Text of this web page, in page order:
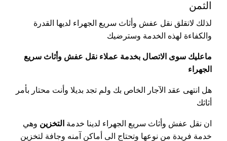
الثمن
لذلك لاتقلق نقل عفش وأثاث سريع الجهراء لديها القدرة
والكفاءة لهذه الخدمة وسترضيك
ماعليك سوى الاتصال بخدمة عملاء نقل عفش وأثاث سريع
الجهراء
هل انتهى عقد الآجار الخاص بك ولم تجد بديلا وأنت محتار بأمر
أثاثك
ان نقل عفش وأثاث سريع الجهراء لدينا خدمة التخزين وهي
خدمة فريدة من نوعها وتحتاج الى أماكن آمنه وجافة لتخزين